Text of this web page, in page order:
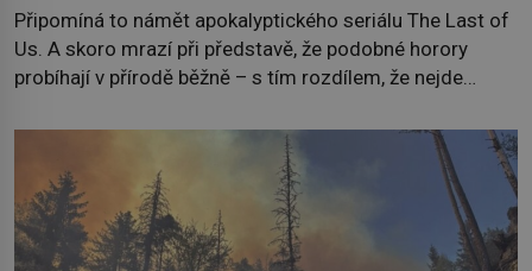
Připomíná to námět apokalyptického seriálu The Last of
Us. A skoro mrazí při představě, že podobné horory
probíhají v přírodě běžně – s tím rozdílem, že nejde
dokáže ovládat jen vývojově nesrovnatelně jednodušší
živočichy, než je člověk. Najít skutečné zombie není nic
nemožného ani v naší přírodě. […]